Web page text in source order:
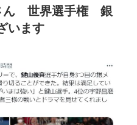
ん 世界選手権 銀
います